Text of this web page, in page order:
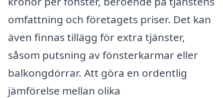
omfattning och företagets priser. Det kan
även finnas tillägg för extra tjänster,
såsom putsning av fönsterkarmar eller
balkongdörrar. Att göra en ordentlig
jämförelse mellan olika